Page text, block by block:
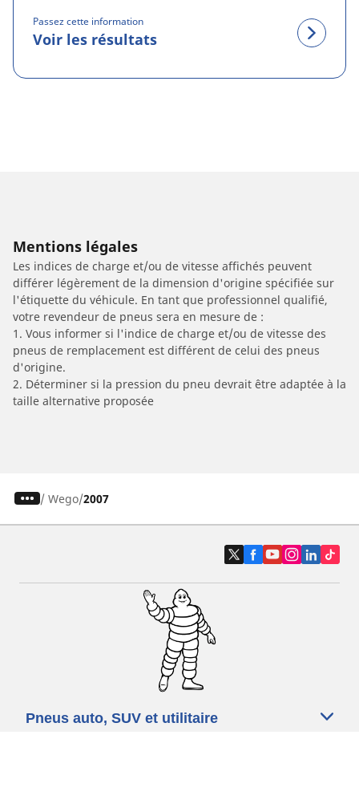
Passez cette information
Voir les résultats
Mentions légales
Les indices de charge et/ou de vitesse affichés peuvent
différer légèrement de la dimension d'origine spécifiée sur
l'étiquette du véhicule. En tant que professionnel qualifié,
votre revendeur de pneus sera en mesure de :
1. Vous informer si l'indice de charge et/ou de vitesse des
pneus de remplacement est différent de celui des pneus
d'origine.
2. Déterminer si la pression du pneu devrait être adaptée à la
taille alternative proposée
/ Wego 2007
Pneus auto, SUV et utilitaire